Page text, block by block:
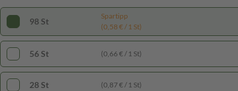
98 St
Spartipp
(0,58 € / 1 St)
56 St (0,66 € / 1 St)
28 St (0,87 € / 1 St)